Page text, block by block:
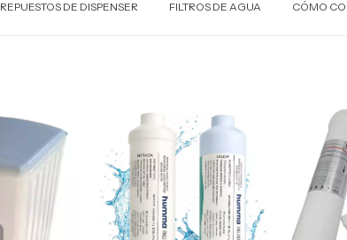
REPUESTOS DE DISPENSER FILTROS DE AGUA CÓMO